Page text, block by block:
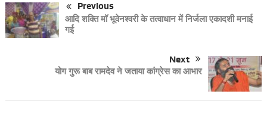
Previous
आदि शक्ति मॉ भूवेनश्वरी के तत्वाधान में निर्जला एकादशी मनाई
गई
Next
योग गुरू बाब रामदेव ने जताया कांग्रेस का आभार